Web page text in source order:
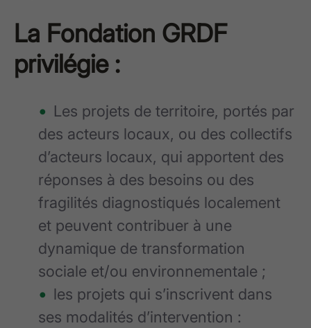
La Fondation GRDF
privilégie :
Les projets de territoire, portés par
des acteurs locaux, ou des collectifs
d’acteurs locaux, qui apportent des
réponses à des besoins ou des
fragilités diagnostiqués localement
et peuvent contribuer à une
dynamique de transformation
sociale et/ou environnementale ;
les projets qui s’inscrivent dans
ses modalités d’intervention :